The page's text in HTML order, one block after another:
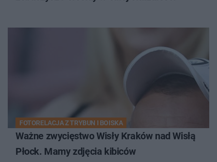
FOTORELACJA Z TRYBUN I BOISKA
Ważne zwycięstwo Wisły Kraków nad Wisłą
Płock. Mamy zdjęcia kibiców